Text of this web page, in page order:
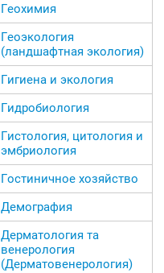
Геохимия
Геоэкология
(ландшафтная экология)
Гигиена и экология
Гидробиология
Гистология, цитология и
эмбриология
Гостиничное хозяйство
Демография
Дерматология та
венерология
(Дерматовенерология)